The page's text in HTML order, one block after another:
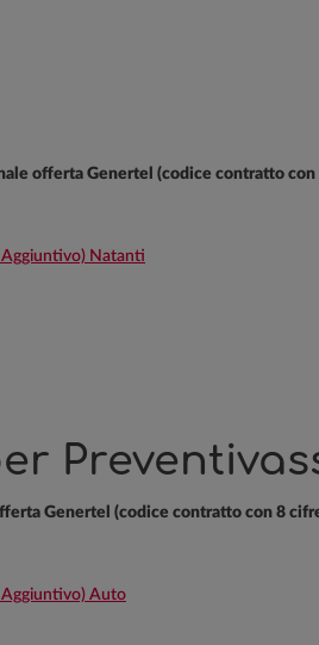
offerta Genertel (codice contratto
Natanti
Genertel (codice contratto con 8
Auto